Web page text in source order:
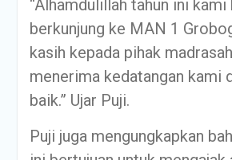
“Alhamdulillah tahun ini kami
berkunjung ke MAN 1
kasih kepada pihak
menerima kedatangan kami
baik.” Ujar Puji.
Puji juga mengungkapkan